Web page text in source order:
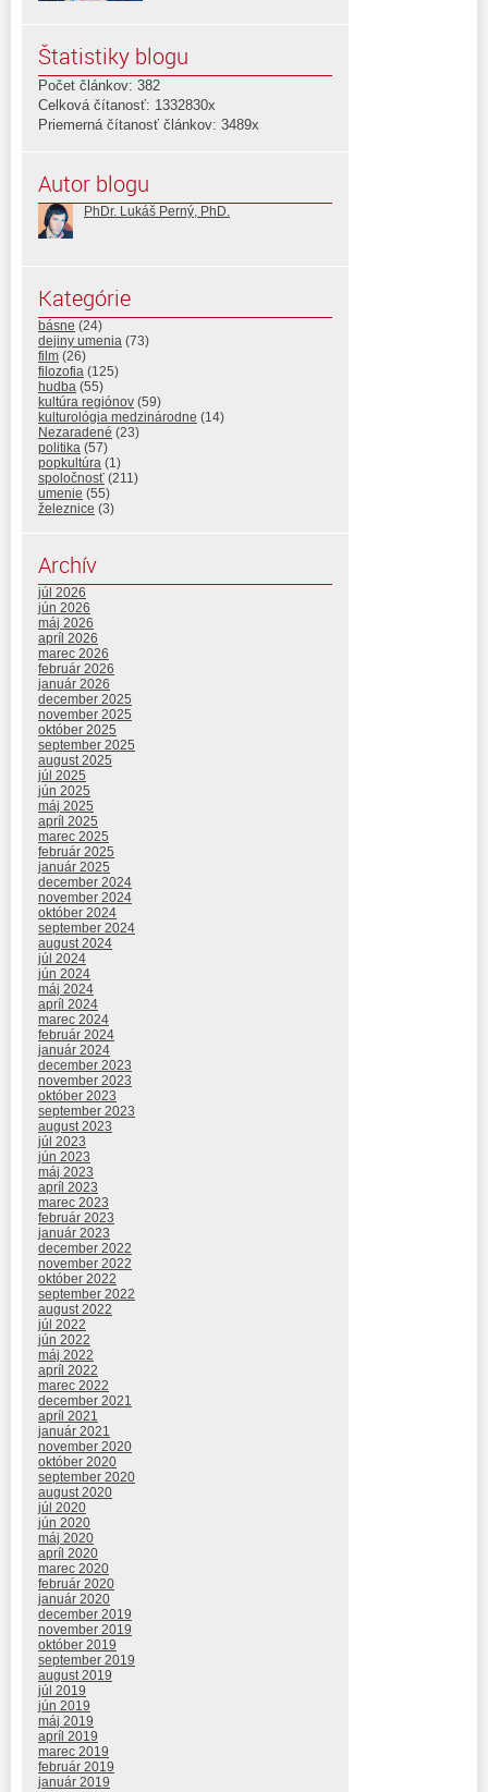
Štatistiky blogu
Počet článkov: 382
Celková čítanosť: 1332830x
Priemerná čítanosť článkov: 3489x
Autor blogu
PhDr. Lukáš Perný, PhD.
Kategórie
básne (24)
dejiny umenia (73)
film (26)
filozofia (125)
hudba (55)
kultúra regiónov (59)
kulturológia medzinárodne (14)
Nezaradené (23)
politika (57)
popkultúra (1)
spoločnosť (211)
umenie (55)
železnice (3)
Archív
júl 2026
jún 2026
máj 2026
apríl 2026
marec 2026
február 2026
január 2026
december 2025
november 2025
október 2025
september 2025
august 2025
júl 2025
jún 2025
máj 2025
apríl 2025
marec 2025
február 2025
január 2025
december 2024
november 2024
október 2024
september 2024
august 2024
júl 2024
jún 2024
máj 2024
apríl 2024
marec 2024
február 2024
január 2024
december 2023
november 2023
október 2023
september 2023
august 2023
júl 2023
jún 2023
máj 2023
apríl 2023
marec 2023
február 2023
január 2023
december 2022
november 2022
október 2022
september 2022
august 2022
júl 2022
jún 2022
máj 2022
apríl 2022
marec 2022
december 2021
apríl 2021
január 2021
november 2020
október 2020
september 2020
august 2020
júl 2020
jún 2020
máj 2020
apríl 2020
marec 2020
február 2020
január 2020
december 2019
november 2019
október 2019
september 2019
august 2019
júl 2019
jún 2019
máj 2019
apríl 2019
marec 2019
február 2019
január 2019